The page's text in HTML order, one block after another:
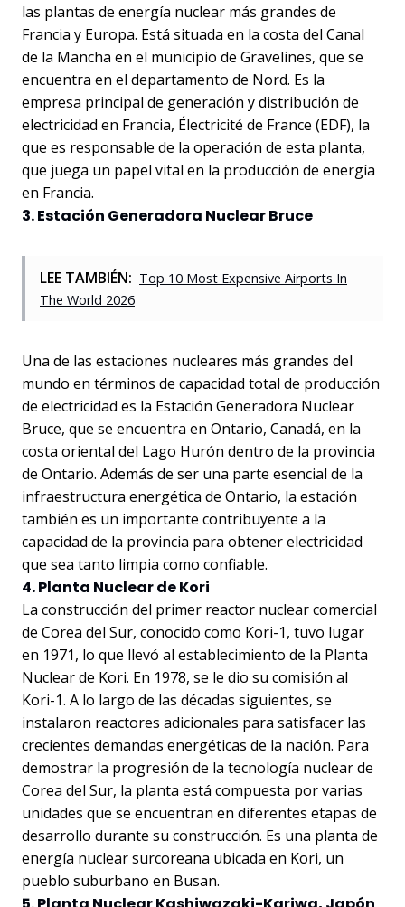
las plantas de energía nuclear más grandes de
Francia y Europa. Está situada en la costa del Canal
de la Mancha en el municipio de Gravelines, que se
encuentra en el departamento de Nord. Es la
empresa principal de generación y distribución de
electricidad en Francia, Électricité de France (EDF), la
que es responsable de la operación de esta planta,
que juega un papel vital en la producción de energía
en Francia.
3. Estación Generadora Nuclear Bruce
LEE TAMBIÉN: Top 10 Most Expensive Airports In
The World 2026
Una de las estaciones nucleares más grandes del
mundo en términos de capacidad total de producción
de electricidad es la Estación Generadora Nuclear
Bruce, que se encuentra en Ontario, Canadá, en la
costa oriental del Lago Hurón dentro de la provincia
de Ontario. Además de ser una parte esencial de la
infraestructura energética de Ontario, la estación
también es un importante contribuyente a la
capacidad de la provincia para obtener electricidad
que sea tanto limpia como confiable.
4. Planta Nuclear de Kori
La construcción del primer reactor nuclear comercial
de Corea del Sur, conocido como Kori-1, tuvo lugar
en 1971, lo que llevó al establecimiento de la Planta
Nuclear de Kori. En 1978, se le dio su comisión al
Kori-1. A lo largo de las décadas siguientes, se
instalaron reactores adicionales para satisfacer las
crecientes demandas energéticas de la nación. Para
demostrar la progresión de la tecnología nuclear de
Corea del Sur, la planta está compuesta por varias
unidades que se encuentran en diferentes etapas de
desarrollo durante su construcción. Es una planta de
energía nuclear surcoreana ubicada en Kori, un
pueblo suburbano en Busan.